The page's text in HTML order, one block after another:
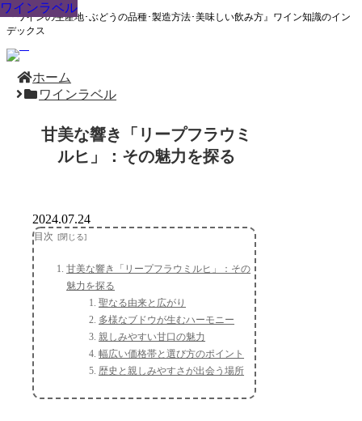
『ワインの生産地･ぶどうの品種･製造方法･美味しい飲み方』ワイン知識のイン
デックス
ホーム
ワインラベル
甘美な響き「リープフラウミ
ルヒ」：その魅力を探る
ワインラベル
2024.07.24
目次
甘美な響き「リープフラウミルヒ」：その
魅力を探る
聖なる由来と広がり
多様なブドウが生むハーモニー
親しみやすい甘口の魅力
幅広い価格帯と選び方のポイント
歴史と親しみやすさが出会う場所
ワインラベル
ワインラベル
ワインラベル
ワインラベル
ワインラベル
ワインラベル
ワインラベル
ワインラベル